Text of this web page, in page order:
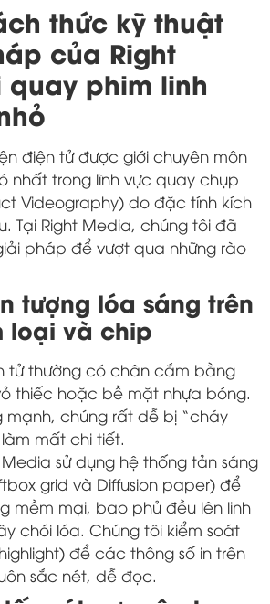
thức kỹ thuật
của Right
phim linh
điện tử được giới chuyên môn
nhất trong lĩnh vực quay chụp
Videography) do đặc tính kích
Tại Right Media, chúng tôi đã
pháp để vượt qua những rào
tượng lóa sáng trên
loại và chip
tử thường có chân cắm bằng
thiếc hoặc bề mặt nhựa bóng.
mạnh, chúng rất dễ bị “cháy
mất chi tiết.
Media sử dụng hệ thống tản sáng
grid và Diffusion paper) để
mềm mại, bao phủ đều lên linh
chói lóa. Chúng tôi kiểm soát
để các thông số in trên
sắc nét, dễ đọc.